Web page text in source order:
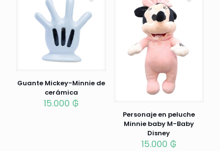
Guante Mickey-Minnie de
cerámica
15.000 ₲
Personaje en peluche
Minnie baby M-Baby
Disney
15.000 ₲